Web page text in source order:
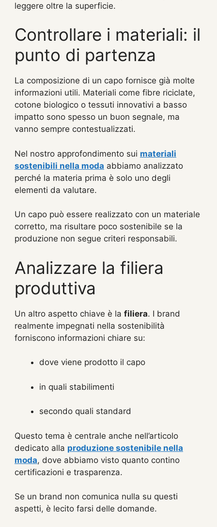
leggere oltre la superficie.
Controllare i materiali: il
punto di partenza
La composizione di un capo fornisce già molte
informazioni utili. Materiali come fibre riciclate,
cotone biologico o tessuti innovativi a basso
impatto sono spesso un buon segnale, ma
vanno sempre contestualizzati.
Nel nostro approfondimento sui materiali
sostenibili nella moda abbiamo analizzato
perché la materia prima è solo uno degli
elementi da valutare.
Un capo può essere realizzato con un materiale
corretto, ma risultare poco sostenibile se la
produzione non segue criteri responsabili.
Analizzare la filiera
produttiva
Un altro aspetto chiave è la filiera. I brand
realmente impegnati nella sostenibilità
forniscono informazioni chiare su:
dove viene prodotto il capo
in quali stabilimenti
secondo quali standard
Questo tema è centrale anche nell’articolo
dedicato alla produzione sostenibile nella
moda, dove abbiamo visto quanto contino
certificazioni e trasparenza.
Se un brand non comunica nulla su questi
aspetti, è lecito farsi delle domande.